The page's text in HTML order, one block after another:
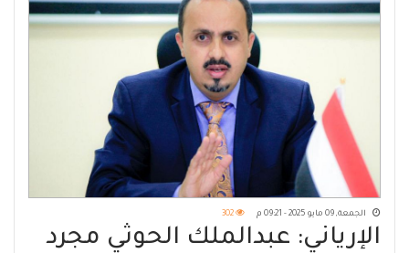
الجمعة, 09 مايو 2025 - 09:21 م 302
الإرياني: عبدالملك الحوثي مجرد